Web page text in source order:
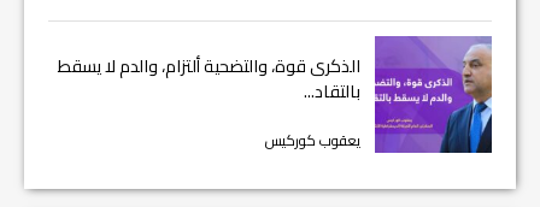
الذكرى قوة، والتضحية ألتزام، والدم لا يسقط
بالتقاد...
يعقوب كوركيس